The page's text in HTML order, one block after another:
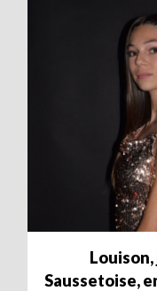
Saussetoise,